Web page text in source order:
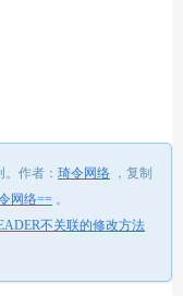
作者： 琦令网络 ， 复制
网络== 。
不关联的修改方法